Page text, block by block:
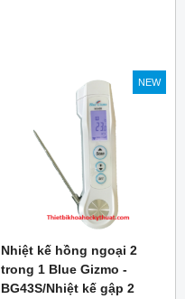
NEW
Nhiệt kế hồng ngoại 2
trong 1 Blue Gizmo -
BG43S/Nhiệt kế gập 2